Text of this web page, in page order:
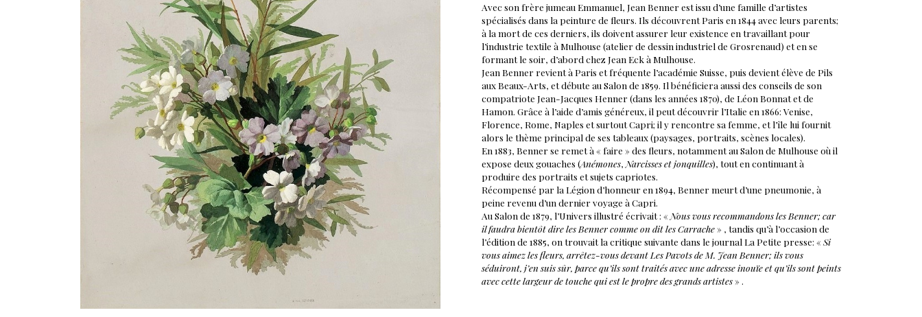
Avec son frère jumeau Emmanuel, Jean Benner est issu d’une famille d’artistes
spécialisés dans la peinture de fleurs. Ils découvrent Paris en 1844 avec leurs parents;
à la mort de ces derniers, ils doivent assurer leur existence en travaillant pour
l’industrie textile à Mulhouse (atelier de dessin industriel de Grosrenaud) et en se
formant le soir, d’abord chez Jean Eck à Mulhouse.
Jean Benner revient à Paris et fréquente l’académie Suisse, puis devient élève de Pils
aux Beaux-Arts, et débute au Salon de 1859. Il bénéficiera aussi des conseils de son
compatriote Jean-Jacques Henner (dans les années 1870), de Léon Bonnat et de
Hamon. Grâce à l’aide d’amis généreux, il peut découvrir l’Italie en 1866: Venise,
Florence, Rome, Naples et surtout Capri; il y rencontre sa femme, et l’île lui fournit
alors le thème principal de ses tableaux (paysages, portraits, scènes locales).
En 1883, Benner se remet à « faire » des fleurs, notamment au Salon de Mulhouse où il
expose deux gouaches (Anémones, Narcisses et jonquilles), tout en continuant à
produire des portraits et sujets capriotes.
Récompensé par la Légion d’honneur en 1894, Benner meurt d’une pneumonie, à
peine revenu d’un dernier voyage à Capri.
Au Salon de 1879, l’Univers illustré écrivait : « Nous vous recommandons les Benner; car
il faudra bientôt dire les Benner comme on dit les Carrache» , tandis qu’à l’occasion de
l’édition de 1885, on trouvait la critique suivante dans le journal La Petite presse: « Si
vous aimez les fleurs, arrêtez-vous devant Les Pavots de M. Jean Benner; ils vous
séduiront, j’en suis sûr, parce qu’ils sont traités avec une adresse inouïe et qu’ils sont peints
avec cette largeur de touche qui est le propre des grands artistes» .